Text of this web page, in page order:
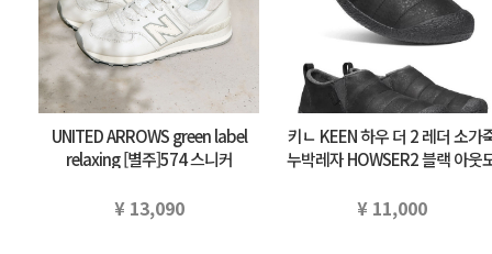
UNITED ARROWS green label
relaxing [별주]574 스니커
구리…
¥ 13,090
키ㄴ KEEN 하우 더 2 레더 소가
누박레자 HOWSER2 블랙 아웃
¥ 11,000